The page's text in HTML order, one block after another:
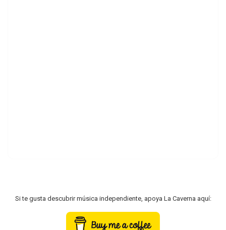
Si te gusta descubrir música independiente, apoya La Caverna aquí: